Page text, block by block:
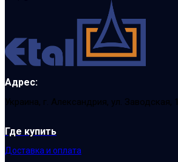
Адрес:
Украина, г. Александрия, ул. Заводская, 1
Где купить
Доставка и оплата